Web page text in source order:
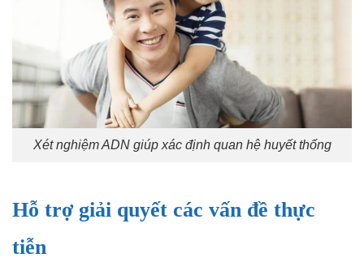
Xét nghiệm ADN giúp xác định quan hệ huyết thống
Hỗ trợ giải quyết các vấn đề thực
tiễn